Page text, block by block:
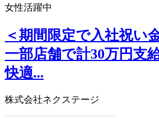
女性活躍中
＜期間限定で入社祝い
一部店舗で計30万円支
快適...
株式会社ネクステージ